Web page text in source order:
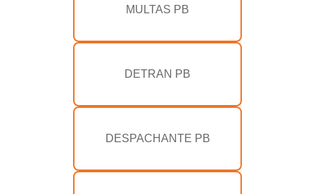
MULTAS PB
DETRAN PB
DESPACHANTE PB